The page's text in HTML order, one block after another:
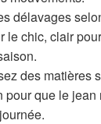
délavages
le chic, clair
des matières
pour que le